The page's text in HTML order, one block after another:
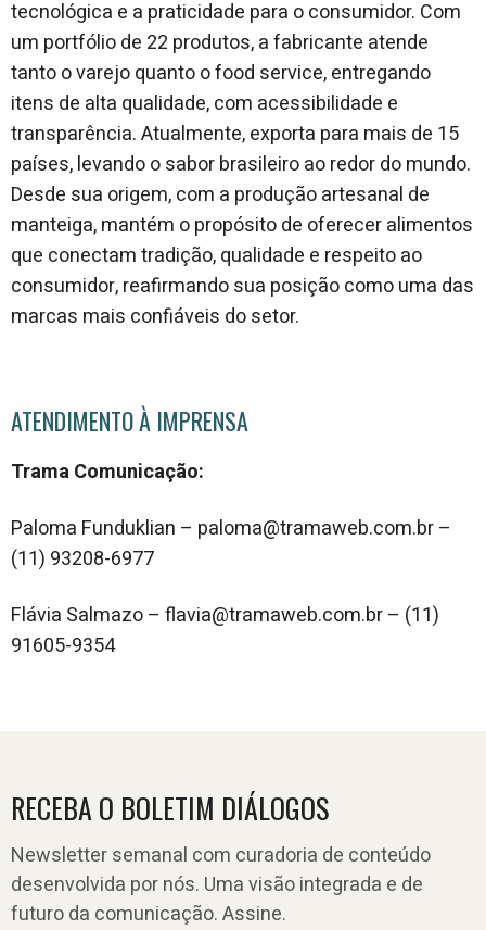
tecnológica e a praticidade para o consumidor. Com
um portfólio de 22 produtos, a fabricante atende
tanto o varejo quanto o food service, entregando
itens de alta qualidade, com acessibilidade e
transparência. Atualmente, exporta para mais de 15
países, levando o sabor brasileiro ao redor do mundo.
Desde sua origem, com a produção artesanal de
manteiga, mantém o propósito de oferecer alimentos
que conectam tradição, qualidade e respeito ao
consumidor, reafirmando sua posição como uma das
marcas mais confiáveis do setor.
ATENDIMENTO À IMPRENSA
Trama Comunicação:
Paloma Funduklian – paloma@tramaweb.com.br –
(11) 93208-6977
Flávia Salmazo – flavia@tramaweb.com.br – (11)
91605-9354
RECEBA O BOLETIM DIÁLOGOS
Newsletter semanal com curadoria de conteúdo
desenvolvida por nós. Uma visão integrada e de
futuro da comunicação. Assine.